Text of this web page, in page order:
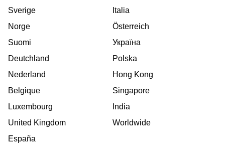
Sverige
Norge
Suomi
Deutchland
Nederland
Belgique
Luxembourg
United Kingdom
España
Italia
Österreich
Україна
Polska
Hong Kong
Singapore
India
Worldwide